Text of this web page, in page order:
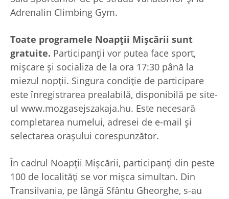
Adrenalin Climbing Gym.
Toate programele Noapții Mișcării sunt
gratuite. Participanții vor putea face sport,
mișcare și socializa de la ora 17:30 până la
miezul nopții. Singura condiție de participare
este înregistrarea prealabilă, disponibilă pe site-
ul www.mozgasejszakaja.hu. Este necesară
completarea numelui, adresei de e-mail și
selectarea orașului corespunzător.
În cadrul Noapții Mișcării, participanți din peste
100 de localități se vor mișca simultan. Din
Transilvania, pe lângă Sfântu Gheorghe, s-au